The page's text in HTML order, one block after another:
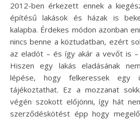
2012-ben érkezett ennek a
építésű lakások és házak is
kalapba. Érdekes módon azonban
nincs benne a köztudatban, ezért
az eladót – és így akár a vevőt is –
Hiszen egy lakás eladásának
lépése, hogy felkeressek egy
tájékoztathat. Ez a mozzanat
végén szokott előjönni, így hát
szerződéskötést épp hogy